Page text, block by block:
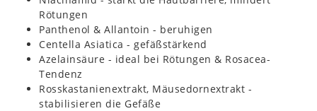
Rötungen
Panthenol & Allantoin - beruhigen
Centella Asiatica - gefäßstärkend
Azelainsäure - ideal bei Rötungen & Rosacea-
Tendenz
Rosskastanienextrakt, Mäusedornextrakt -
stabilisieren die Gefäße